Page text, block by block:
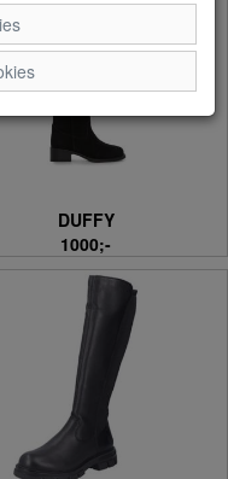
DUFFY
1000;-